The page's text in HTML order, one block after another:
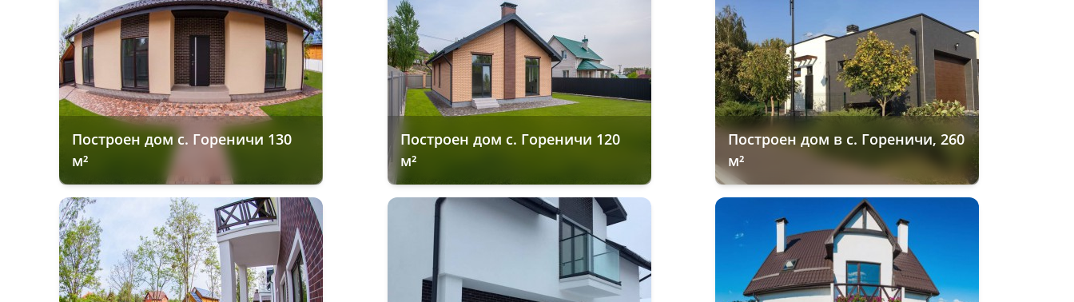
Построен дом с. Гореничи 130
м²
Построен дом с. Гореничи 120
м²
Построен дом в с. Гореничи, 260
м²